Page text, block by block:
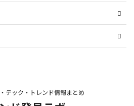
テック・トレンド情報まとめ